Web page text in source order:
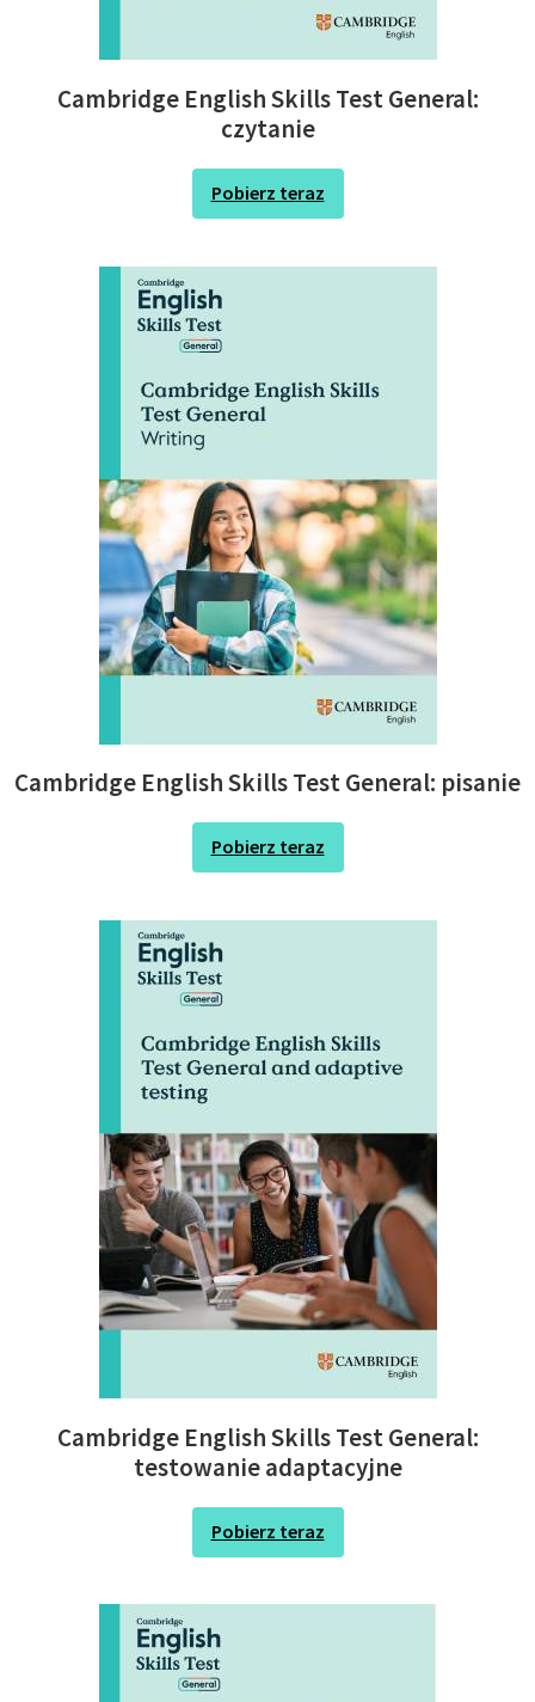
Cambridge English Skills Test General:
czytanie
Pobierz teraz
Cambridge English Skills Test General: pisanie
Pobierz teraz
Cambridge English Skills Test General:
testowanie adaptacyjne
Pobierz teraz